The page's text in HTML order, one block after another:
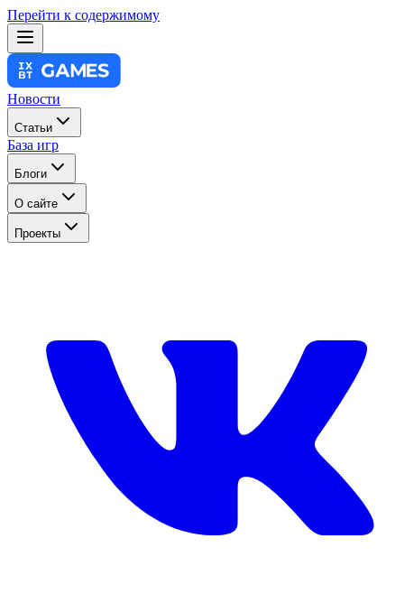
Перейти к содержимому
Новости
Статьи
База игр
Блоги
О сайте
Проекты